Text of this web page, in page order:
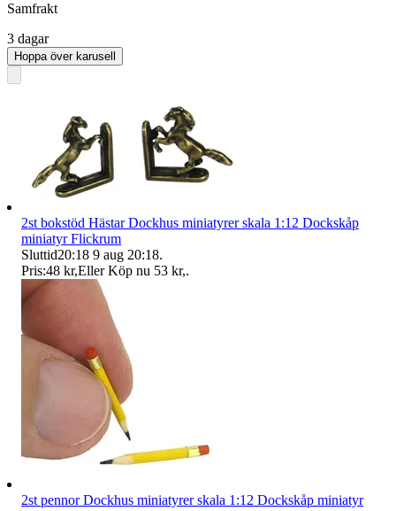
Samfrakt
3 dagar
Hoppa över karusell
2st bokstöd Hästar Dockhus miniatyrer skala 1:12 Dockskåp
miniatyr Flickrum
Sluttid20:18 9 aug 20:18.
Pris:48 kr,Eller Köp nu 53 kr,.
2st pennor Dockhus miniatyrer skala 1:12 Dockskåp miniatyr